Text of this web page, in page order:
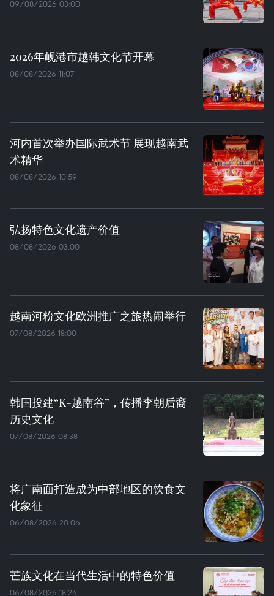
09/08/2026 03:00
2026年岘港市越韩文化节开幕
08/08/2026 11:07
河内首次举办国际武术节 展现越南武
术精华
08/08/2026 10:59
弘扬特色文化遗产价值
08/08/2026 03:00
越南河粉文化欧洲推广之旅热闹举行
07/08/2026 18:00
韩国投建“K-越南谷”，传播李朝后裔
历史文化
07/08/2026 08:38
将广南面打造成为中部地区的饮食文
化象征
06/08/2026 20:06
芒族文化在当代生活中的特色价值
06/08/2026 18:24